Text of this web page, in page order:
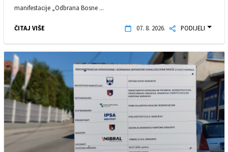
manifestacije „Odbrana Bosne ...
ČITAJ VIŠE 07. 8. 2026. PODIJELI